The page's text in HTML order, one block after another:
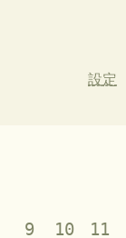
設定
9 10
11